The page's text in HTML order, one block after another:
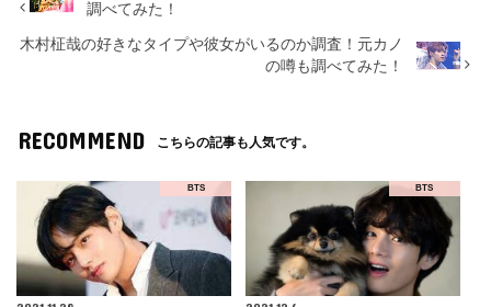
調べてみた！
木村柾哉の好きなタイプや彼女がいるのか調査！元カノ
の噂も調べてみた！
RECOMMEND こちらの記事も人気です。
BTS BTS